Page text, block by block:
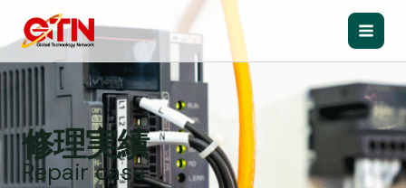
ス
プ
Main
修理実績
Repair case